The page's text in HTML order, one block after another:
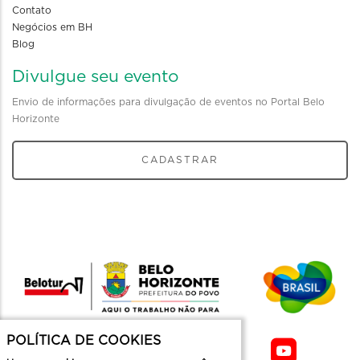
Contato
Negócios em BH
Blog
Divulgue seu evento
Envio de informações para divulgação de eventos no Portal Belo
Horizonte
CADASTRAR
POLÍTICA DE COOKIES